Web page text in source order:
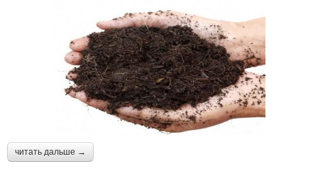
читать дальше →